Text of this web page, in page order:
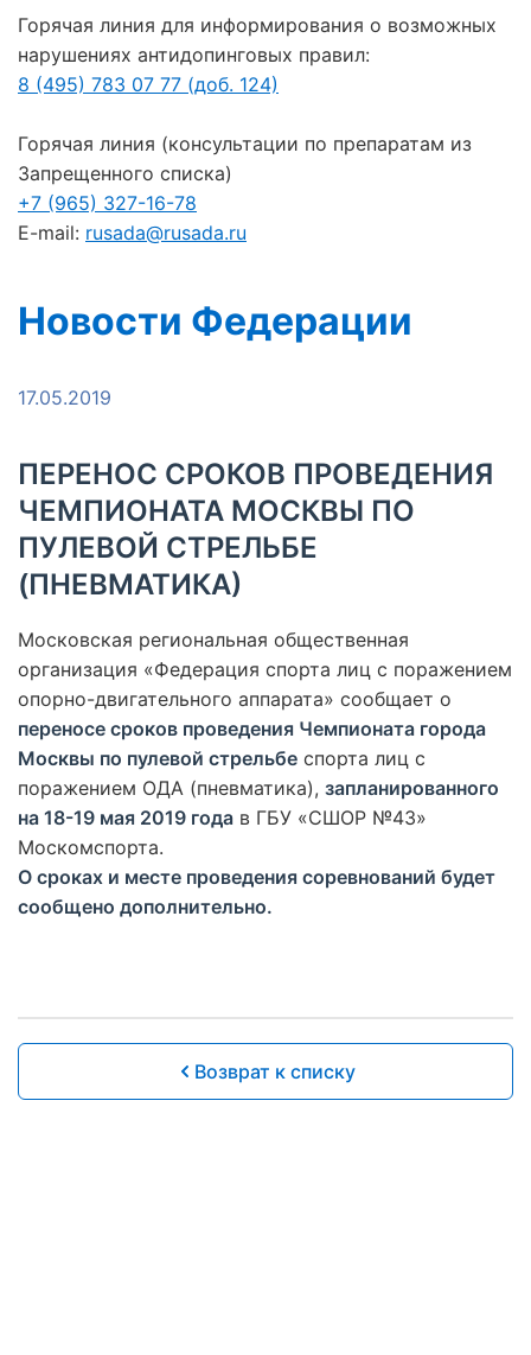
Горячая линия для информирования о возможных
нарушениях антидопинговых правил:
8 (495) 783 07 77 (доб. 124)
Горячая линия (консультации по препаратам из
Запрещенного списка)
+7 (965) 327-16-78
E-mail: rusada@rusada.ru
Новости Федерации
17.05.2019
ПЕРЕНОС СРОКОВ ПРОВЕДЕНИЯ
ЧЕМПИОНАТА МОСКВЫ ПО
ПУЛЕВОЙ СТРЕЛЬБЕ
(ПНЕВМАТИКА)
Московская региональная общественная
организация «Федерация спорта лиц с поражением
опорно-двигательного аппарата» сообщает о
переносе сроков проведения Чемпионата города
Москвы по пулевой стрельбе спорта лиц с
поражением ОДА (пневматика), запланированного
на 18-19 мая 2019 года в ГБУ «СШОР №43»
Москомспорта.
О сроках и месте проведения соревнований будет
сообщено дополнительно.
Возврат к списку